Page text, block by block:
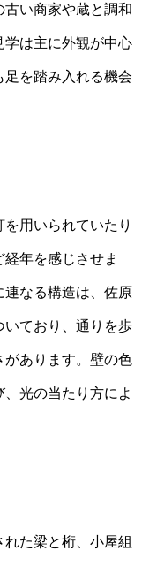
い商家や蔵と調和
学は主に外観が中心
を踏み入れる機会
用いられていたり
年を感じさせま
連なる構造は、佐原
いており、通りを歩
があります。壁の色
光の当たり方によ
た梁と桁、小屋組